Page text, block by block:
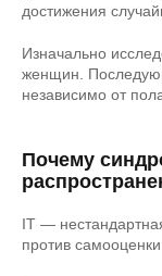
достижения
Изначально
женщин.
независимо от
Почему
IT —
против